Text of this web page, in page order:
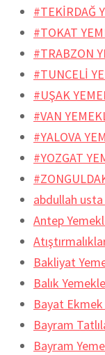
#TEKİRDAĞ
#TOKAT
#TRABZON
#TUNCELİ
#UŞAK
#VAN
#YALOVA
#YOZGAT
abdullah
Antep
Bakliyat
Balık
Bayat
Bayram
Bayram